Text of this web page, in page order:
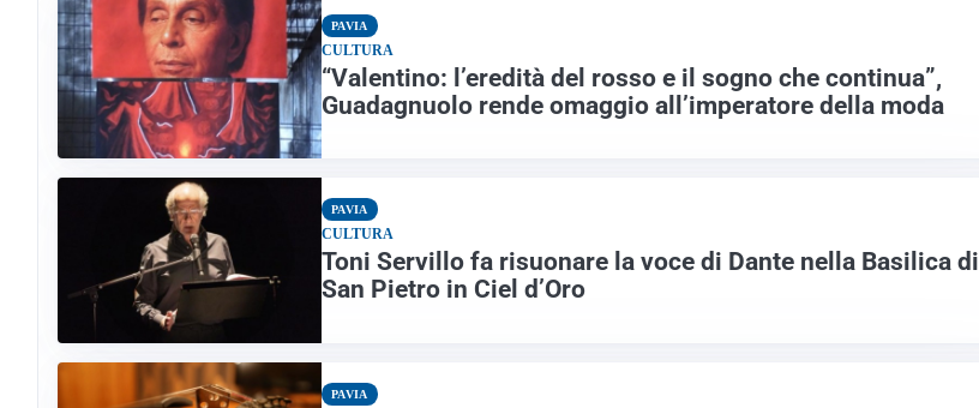
PAVIA
CULTURA
“Valentino: l’eredità del rosso e il sogno che continua”,
Guadagnuolo rende omaggio all’imperatore della moda
PAVIA
CULTURA
Toni Servillo fa risuonare la voce di Dante nella Basilica di
San Pietro in Ciel d’Oro
PAVIA